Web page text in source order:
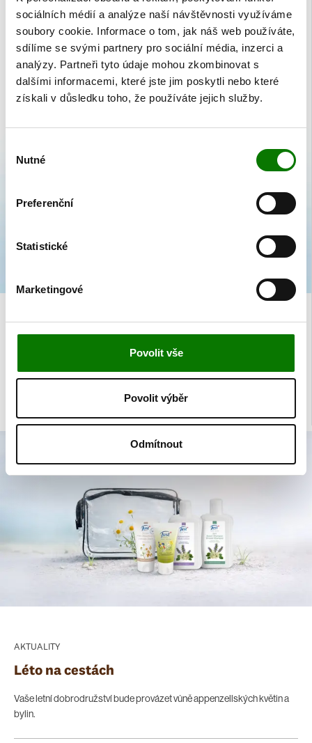
sociálních médií a analýze naší návštěvnosti využíváme
soubory cookie. Informace o tom, jak náš web používáte,
sdílíme se svými partnery pro sociální média, inzerci a
analýzy. Partneři tyto údaje mohou zkombinovat s
dalšími informacemi, které jste jim poskytli nebo které
získali v důsledku toho, že používáte jejich služby.
souhlasu
Nutné
Preferenční
Statistické
Marketingové
Povolit vše
Povolit výběr
Odmítnout
AKTUALITY
Kolekce Čtyřlístek zdraví
I když jsou letní prázdniny jen v půlce a všichni se ještě těšíme na výlety,
dovolené a posezení na terasách, které máme před sebou, je dobré se
připravit i na příchod podzimu.
AKTUALITY
Mimořádná nabídka
AKTUALITY
Léto na cestách
Vaše letní dobrodružství bude provázet vůně appenzellských květin a
bylin.